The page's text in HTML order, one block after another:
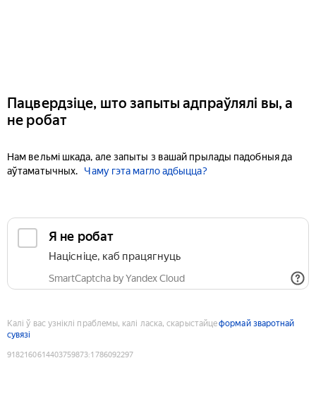
Пацвердзіце, што запыты адпраўлялі вы, а
не робат
Нам вельмі шкада, але запыты з вашай прылады падобныя да
аўтаматычных.
Чаму гэта магло адбыцца?
Я не робат
Націсніце, каб працягнуць
SmartCaptcha by Yandex Cloud
Калі ў вас узніклі праблемы, калі ласка, скарыстайцеформай зваротнай
сувязі
9182160614403759873:1786092297